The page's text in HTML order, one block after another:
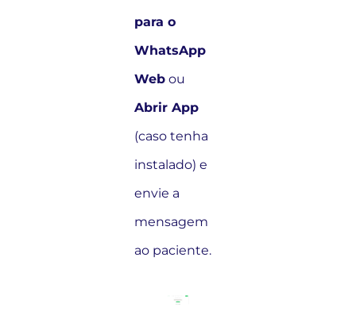
para o
WhatsApp
Web ou
Abrir App
(caso tenha
instalado) e
envie a
mensagem
ao paciente.